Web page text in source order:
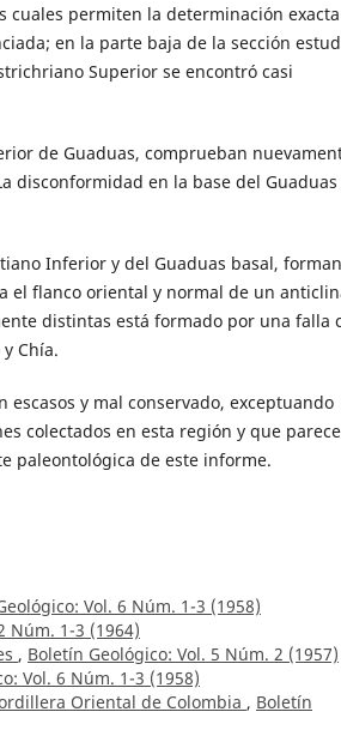
cuales permiten la determinación
en la parte baja de la sección
Superior se encontró casi
de Guaduas, comprueban
disconformidad en la base del
Inferior y del Guaduas basal,
el flanco oriental y normal de un
distintas está formado por una falla
Chía.
y mal conservado, exceptuando
colectados en esta región y que
paleontológica de este informe.
Vol. 6 Núm. 1-3 (1958)
Núm. 1-3 (1964)
, Boletín Geológico: Vol. 5 Núm. 2 (1957)
Vol. 6 Núm. 1-3 (1958)
Oriental de Colombia , Boletín